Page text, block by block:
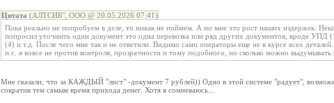
Цитата (АЛТСИБ", ООО @ 20.05.2026 07:41)
Пока реально не попробуем в деле, то никак не поймем. А по мне это рост наших издержек.
попросил уточнить один документ это одна перевозка или ряд других документов, вроде УПД
(4) и т.д. После чего мне так и не ответили. Видимо сами операторы еще не в курсе всех деталей.
п.с. я вовсе не против контроля, прозрачности и тому подобного, но сколько можно
Мне сказали, что за КАЖДЫЙ "лист" -документ 7 рублей)) Одно в этой системе "радует",
сократив тем самым время прихода денег. Хотя я сомневаюсь...